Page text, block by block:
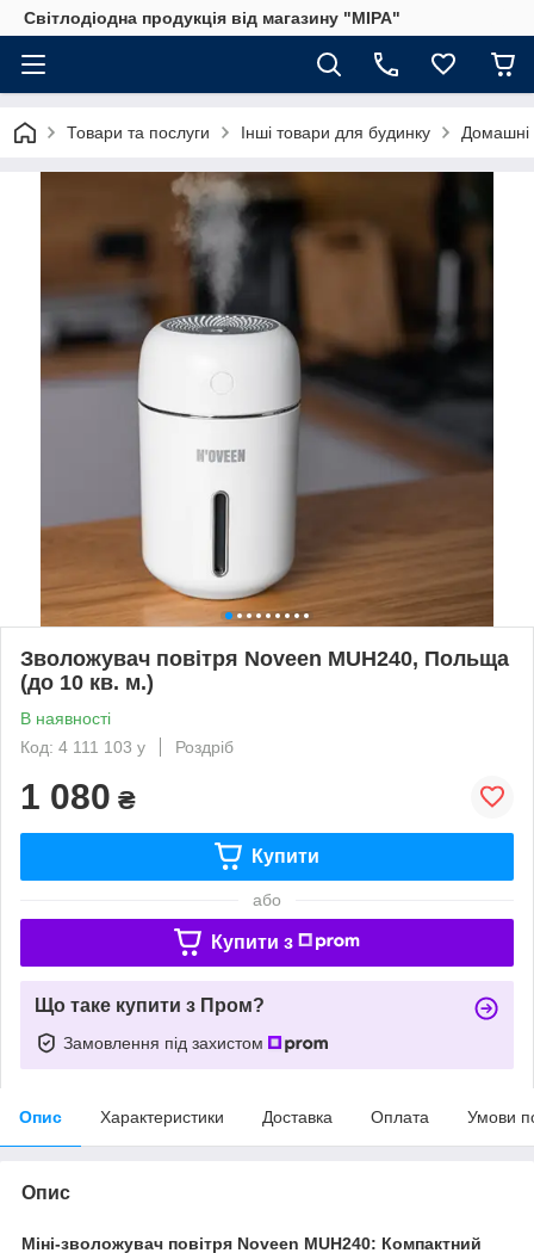
Світлодіодна продукція від магазину "МІРА"
Товари та послуги Інші товари для будинку Домашні
Зволожувач повітря Noveen MUH240, Польща
(до 10 кв. м.)
В наявності
Код: 4 111 103 у
Роздріб
1 080 ₴
Купити
або
Купити з
Що таке купити з Пром?
Замовлення під захистом
Опис Характеристики Доставка Оплата Умови
Опис
Міні-зволожувач повітря Noveen MUH240: Компактний